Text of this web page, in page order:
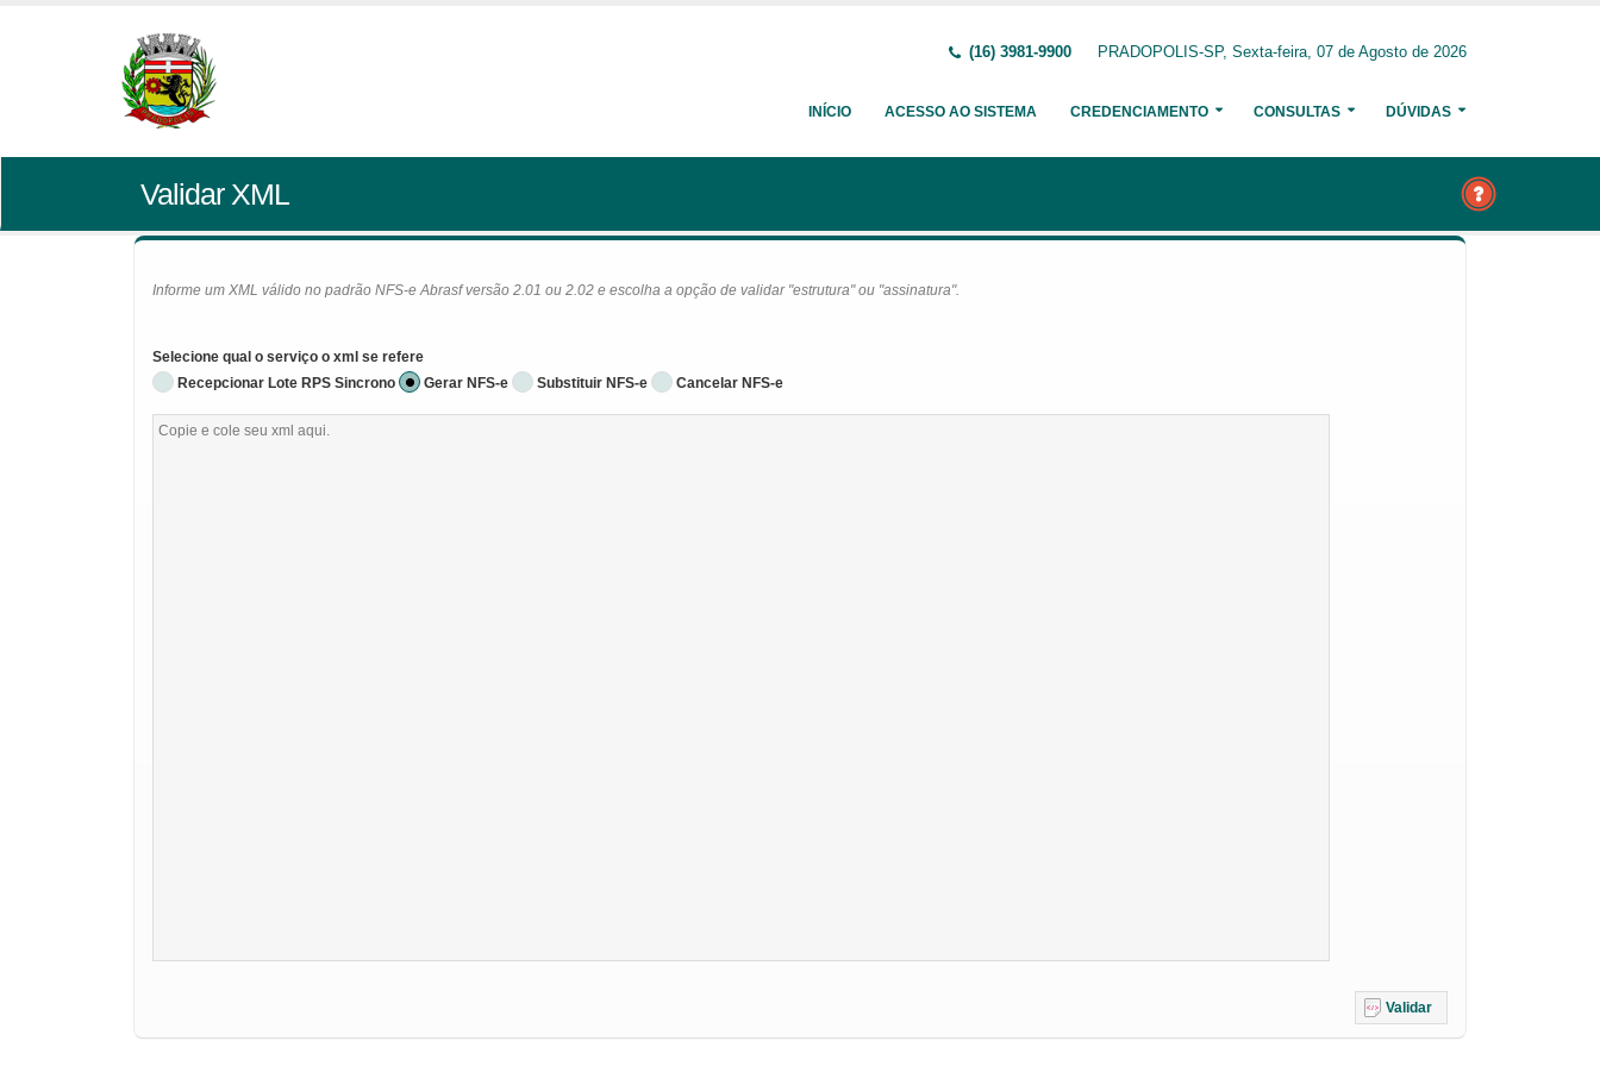
(16) 3981-9900 PRADOPOLIS-SP, Sexta-feira, 07 de Agosto de 2026
INÍCIO ACESSO AO SISTEMA CREDENCIAMENTO CONSULTAS DÚVIDAS
Validar XML
Informe um XML válido no padrão NFS-e Abrasf versão 2.01 ou 2.02 e escolha a opção de validar "estrutura" ou "assinatura".
Selecione qual o serviço o xml se refere
Recepcionar Lote RPS Sincrono
Gerar NFS-e Substituir NFS-e Cancelar NFS-e
Validar